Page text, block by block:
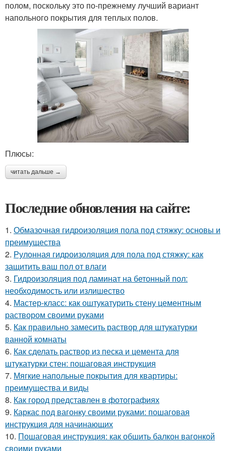
полом, поскольку это по-прежнему лучший вариант
напольного покрытия для теплых полов.
Плюсы:
читать дальше →
Последние обновления на сайте:
1. Обмазочная гидроизоляция пола под стяжку: основы и
преимущества
2. Рулонная гидроизоляция для пола под стяжку: как
защитить ваш пол от влаги
3. Гидроизоляция под ламинат на бетонный пол:
необходимость или излишество
4. Мастер-класс: как оштукатурить стену цементным
раствором своими руками
5. Как правильно замесить раствор для штукатурки
ванной комнаты
6. Как сделать раствор из песка и цемента для
штукатурки стен: пошаговая инструкция
7. Мягкие напольные покрытия для квартиры:
преимущества и виды
8. Как город представлен в фотографиях
9. Каркас под вагонку своими руками: пошаговая
инструкция для начинающих
10. Пошаговая инструкция: как обшить балкон вагонкой
своими руками